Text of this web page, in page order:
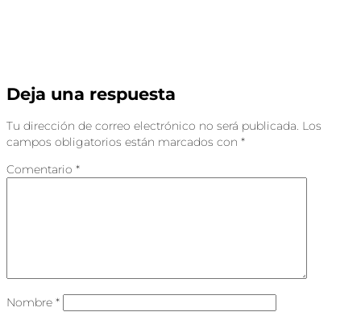
Deja una respuesta
Tu dirección de correo electrónico no será publicada. Los
campos obligatorios están marcados con *
Comentario *
Nombre *